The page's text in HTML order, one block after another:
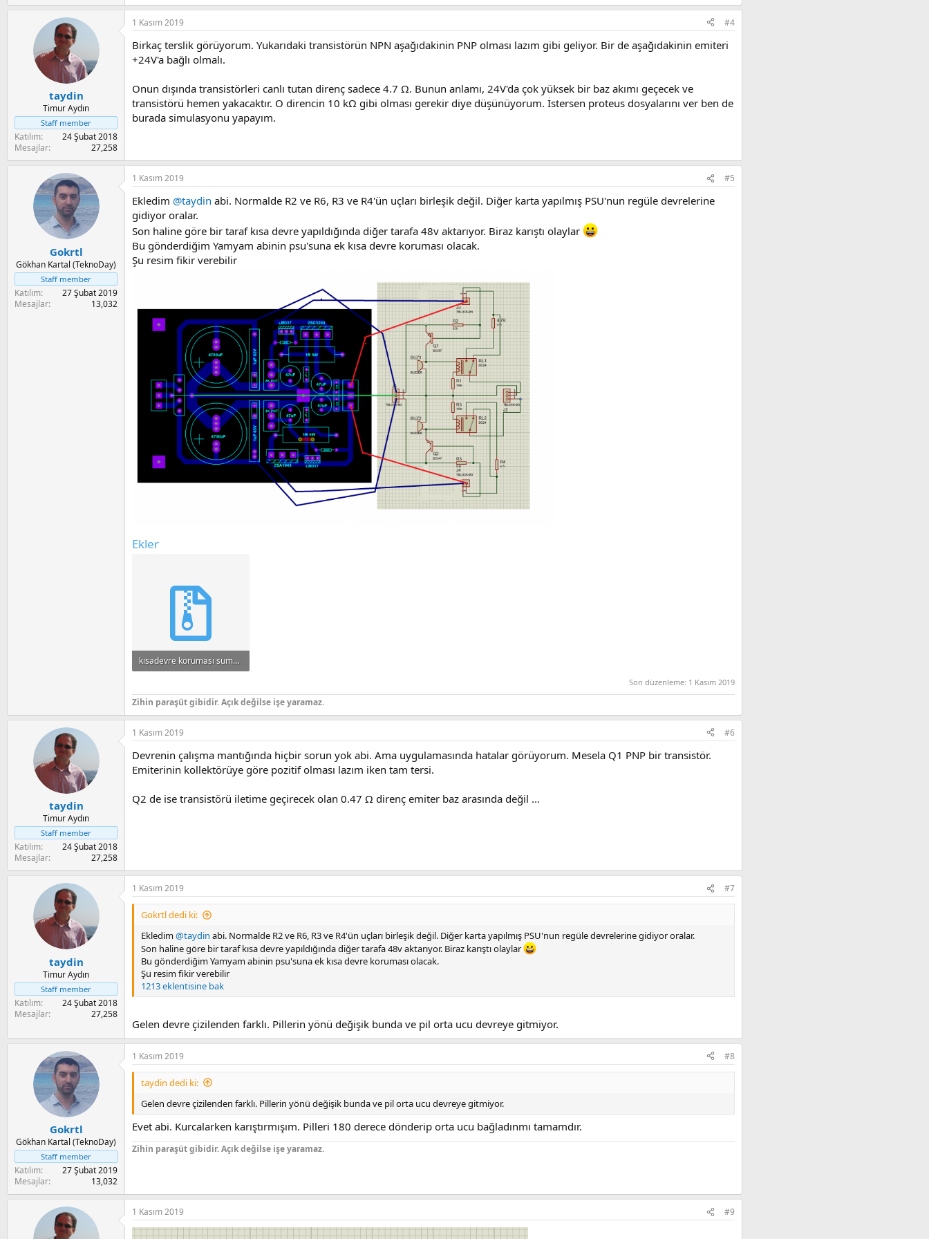
taydin
Timur Aydın
Staff member
Katılım
24 Şubat 2018
Mesajlar
27,258
1 Kasım 2019 #4
Birkaç terslik görüyorum. Yukarıdaki transistörün NPN aşağıdakinin PNP olması lazım gibi geliyor. Bir de aşağıdakinin emiteri
+24V'a bağlı olmalı.
Onun dışında transistörleri canlı tutan direnç sadece 4.7 Ω. Bunun anlamı, 24V'da çok yüksek bir baz akımı geçecek ve
transistörü hemen yakacaktır. O direncin 10 kΩ gibi olması gerekir diye düşünüyorum. İstersen proteus dosyalarını ver ben de
burada simulasyonu yapayım.
Gokrtl
Gökhan Kartal (TeknoDay)
Staff member
Katılım
27 Şubat 2019
Mesajlar
13,032
1 Kasım 2019 #5
Ekledim @taydin abi. Normalde R2 ve R6, R3 ve R4'ün uçları birleşik değil. Diğer karta yapılmış PSU'nun regüle devrelerine
gidiyor oralar.
Son haline göre bir taraf kısa devre yapıldığında diğer tarafa 48v aktarıyor. Biraz karıştı olaylar
Bu gönderdiğim Yamyam abinin psu'suna ek kısa devre koruması olacak.
Şu resim fikir verebilir
Ekler
kısadevre koruması sumüle hali.zip
Son düzenleme: 1 Kasım 2019
Zihin paraşüt gibidir. Açık değilse işe yaramaz.
taydin
Timur Aydın
Staff member
Katılım
24 Şubat 2018
Mesajlar
27,258
1 Kasım 2019 #6
Devrenin çalışma mantığında hiçbir sorun yok abi. Ama uygulamasında hatalar görüyorum. Mesela Q1 PNP bir transistör.
Emiterinin kollektörüye göre pozitif olması lazım iken tam tersi.
Q2 de ise transistörü iletime geçirecek olan 0.47 Ω direnç emiter baz arasında değil ...
taydin
Timur Aydın
Staff member
Katılım
24 Şubat 2018
Mesajlar
27,258
1 Kasım 2019 #7
Gokrtl dedi ki:
Ekledim@taydin abi. Normalde R2 ve R6, R3 ve R4'ün uçları birleşik değil. Diğer karta yapılmış PSU'nun regüle devrelerine gidiyor oralar.
Son haline göre bir taraf kısa devre yapıldığında diğer tarafa 48v aktarıyor. Biraz karıştı olaylar
Bu gönderdiğim Yamyam abinin psu'suna ek kısa devre koruması olacak.
Şu resim fikir verebilir
1213 eklentisine bak
Gelen devre çizilenden farklı. Pillerin yönü değişik bunda ve pil orta ucu devreye gitmiyor.
Gokrtl
Gökhan Kartal (TeknoDay)
Staff member
Katılım
27 Şubat 2019
Mesajlar
13,032
1 Kasım 2019 #8
taydin dedi ki:
Gelen devre çizilenden farklı. Pillerin yönü değişik bunda ve pil orta ucu devreye gitmiyor.
Evet abi. Kurcalarken karıştırmışım. Pilleri 180 derece dönderip orta ucu bağladınmı tamamdır.
Zihin paraşüt gibidir. Açık değilse işe yaramaz.
1 Kasım 2019 #9